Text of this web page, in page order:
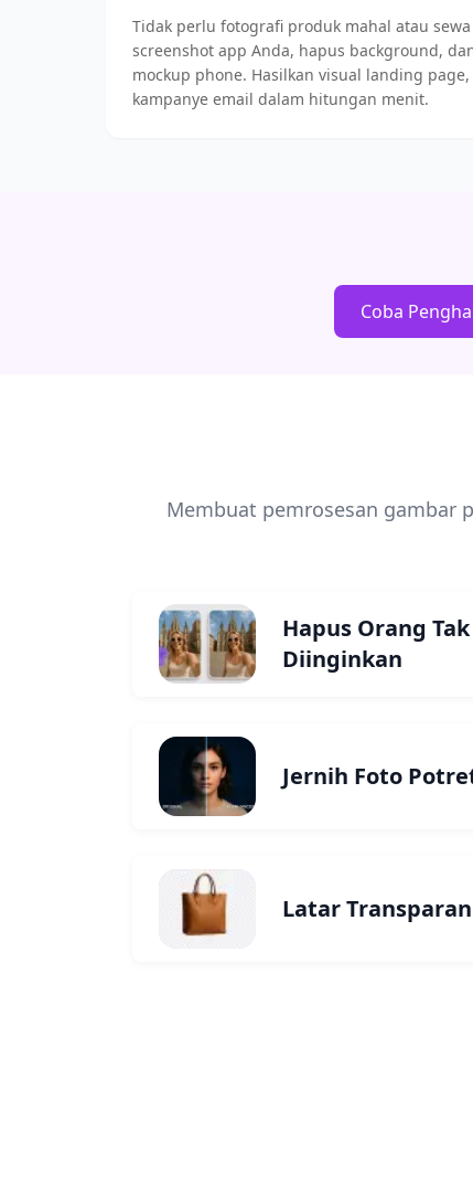
Tidak perlu fotografi produk mahal atau
screenshot app Anda, hapus background,
mockup phone. Hasilkan visual landing
kampanye email dalam hitungan menit.
Coba
Membuat pemrosesan gambar
Hapus Orang Tak
Diinginkan
Jernih Foto
Latar Transparan